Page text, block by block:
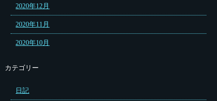
2020年12月
2020年11月
2020年10月
カテゴリー
日記